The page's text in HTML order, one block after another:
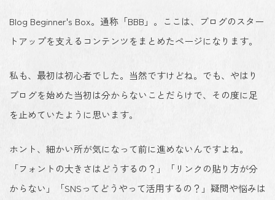
Blog Beginner's Box。通称「BBB」。ここは、ブログのスター
トアップを支えるコンテンツをまとめたページになります。
私も、最初は初心者でした。当然ですけどね。でも、やはり
ブログを始めた当初は分からないことだらけで、その度に足
を止めていたように思います。
ホント、細かい所が気になって前に進めないんですよね。
「フォントの大きさはどうするの？」「リンクの貼り方が分
からない」「SNSってどうやって活用するの？」疑問や悩みは